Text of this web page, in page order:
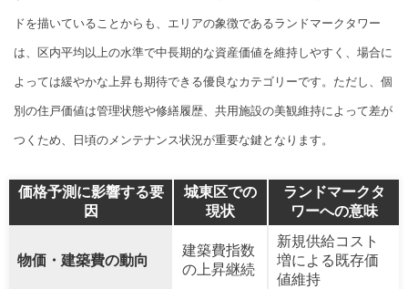
ドを描いていることからも、エリアの象徴であるランドマークタワー
は、区内平均以上の水準で中長期的な資産価値を維持しやすく、場合に
よっては緩やかな上昇も期待できる優良なカテゴリーです。ただし、個
別の住戸価値は管理状態や修繕履歴、共用施設の美観維持によって差が
つくため、日頃のメンテナンス状況が重要な鍵となります。
価格予測に影響する要
因
城東区での
現状
ランドマークタ
ワーへの意味
物価・建築費の動向
建築費指数
の上昇継続
新規供給コスト
増による既存価
値維持